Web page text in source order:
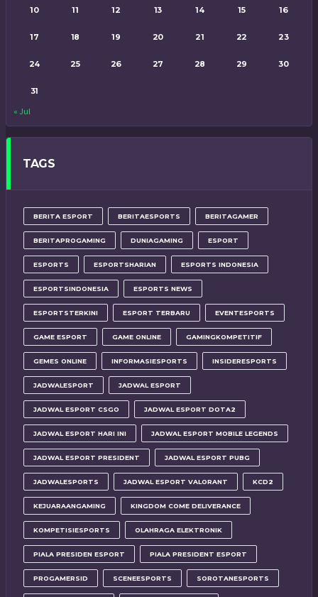
10 11 12 13 14 15 16
17 18 19 20 21 22 23
24 25 26 27 28 29 30
31
« Jul
TAGS
BERITA ESPORT BERITAESPORTS BERITAGAMER
BERITAPROGAMING DUNIAGAMING ESPORT
ESPORTS ESPORTSHARIAN ESPORTS INDONESIA
ESPORTSINDONESIA ESPORTS NEWS
ESPORTSTERKINI ESPORT TERBARU EVENTESPORTS
GAME ESPORT GAME ONLINE GAMINGKOMPETITIF
GEMES ONLINE INFORMASIESPORTS INSIDERESPORTS
JADWALESPORT JADWAL ESPORT
JADWAL ESPORT CSGO JADWAL ESPORT DOTA2
JADWAL ESPORT HARI INI JADWAL ESPORT MOBILE LEGENDS
JADWAL ESPORT PRESIDENT JADWAL ESPORT PUBG
JADWALESPORTS JADWAL ESPORT VALORANT KCD2
KEJUARAANGAMING KINGDOM COME DELIVERANCE
KOMPETISIESPORTS OLAHRAGA ELEKTRONIK
PIALA PRESIDEN ESPORT PIALA PRESIDENT ESPORT
PROGAMERSID SCENEESPORTS SOROTANESPORTS